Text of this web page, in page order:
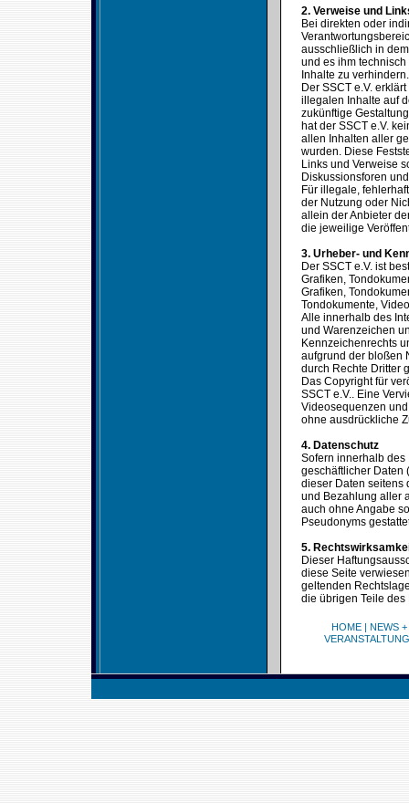
2. Verweise und
Bei direkten oder
ausschließlich in
und es ihm
Inhalte zu verhindern.
Der SSCT e.V.
illegalen Inhalte auf
zukünftige
hat der SSCT e.V.
allen Inhalten aller
wurden. Diese
Links und Verweise
Diskussionsforen
Für illegale,
der Nutzung oder
allein der Anbieter
die jeweilige
3. Urheber- und
Der SSCT e.V. ist
Grafiken,
Grafiken,
Tondokumente,
Alle innerhalb des
und Warenzeichen
Kennzeichenrechts
aufgrund der bloßen
durch Rechte Dritter
Das Copyright für
SSCT e.V.. Eine
Videosequenzen
ohne ausdrückliche
4. Datenschutz
Sofern innerhalb
geschäftlicher Daten
dieser Daten seitens
und Bezahlung aller
auch ohne Angabe
Pseudonyms
5.
Dieser
diese Seite
geltenden
die übrigen Teile
HOME| NEWS